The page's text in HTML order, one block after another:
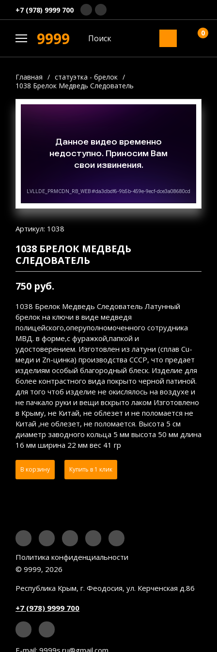
+7 (978) 9999 700
9999 0
Главная / статуэтка - брелок /
1038 Брелок Медведь Следователь
Артикул: 1038
1038 БРЕЛОК МЕДВЕДЬ
СЛЕДОВАТЕЛЬ
750 руб.
1038 Брелок Медведь Следователь Латунный
брелок на ключи в виде медведя
полицейского,оперуполномоченного сотрудника
МВД. в форме,с фуражкой,папкой и
удостоверением. Изготовлен из латуни (сплав Сu-
меди и Zn-цинка) производства СССР, что предает
изделиям особый благородный блеск. Изделие для
более контрастного вида покрыто черной патиной.
для того чтоб изделие не окислялось на воздухе и
не пачкало руки и вещи вскрыто лаком Изготовлено
в Крыму, не Китай, не облезет и не поломается не
Китай ,не облезет, не поломается. Высота 5 см
диаметр заводного кольца 5 мм высота 50 мм длина
16 мм ширина 22 мм вес 41 гр
В корзину Купить в 1 клик
Политика конфиденциальности
© 9999, 2026
Республика Крым, г. Феодосия, ул. Керченская д.86
+7 (978) 9999 700
E-mail: 9999s.ru@gmail.com